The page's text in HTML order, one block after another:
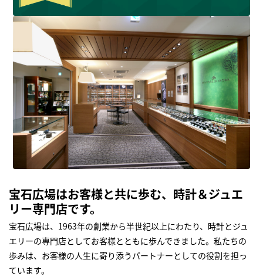
宝石広場はお客様と共に歩む、時計＆ジュエ
リー専門店です。
宝石広場は、1963年の創業から半世紀以上にわたり、時計とジュ
エリーの専門店としてお客様とともに歩んできました。私たちの
歩みは、お客様の人生に寄り添うパートナーとしての役割を担っ
ています。